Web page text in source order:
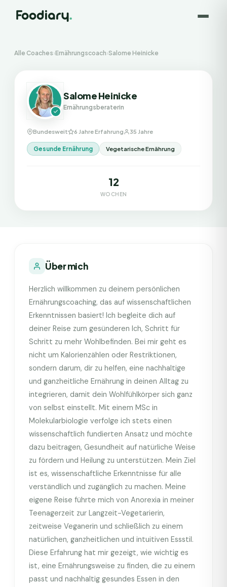
Alle Coaches›Ernährungscoach›Salome Heinicke
Salome Heinicke
Ernährungsberaterin
Bundesweit 6 Jahre Erfahrung 35 Jahre
Gesunde Ernährung Vegetarische Ernährung
12
WOCHEN
Über mich
Herzlich willkommen zu deinem persönlichen
Ernährungscoaching, das auf wissenschaftlichen
Erkenntnissen basiert! Ich begleite dich auf
deiner Reise zum gesünderen Ich, Schritt für
Schritt zu mehr Wohlbefinden. Bei mir geht es
nicht um Kalorienzählen oder Restriktionen,
sondern darum, dir zu helfen, eine nachhaltige
und ganzheitliche Ernährung in deinen Alltag zu
integrieren, damit dein Wohlfühlkörper sich ganz
von selbst einstellt. Mit einem MSc in
Molekularbiologie verfolge ich stets einen
wissenschaftlich fundierten Ansatz und möchte
dazu beitragen, Gesundheit auf natürliche Weise
zu fördern und Heilung zu unterstützen. Mein Ziel
ist es, wissenschaftliche Erkenntnisse für alle
verständlich und zugänglich zu machen. Meine
eigene Reise führte mich von Anorexia in meiner
Teenagerzeit zur Langzeit-Vegetarierin,
zeitweise Veganerin und schließlich zu einem
natürlichen, ganzheitlichen und intuitiven Essstil.
Diese Erfahrung hat mir gezeigt, wie wichtig es
ist, eine Ernährungsweise zu finden, die zu einem
passt und nachhaltig gesundes Essen in den